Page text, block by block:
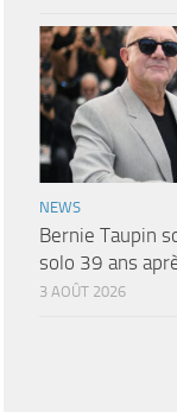
NEWS
Bernie Taupin
solo 39 ans
3 AOÛT 2026